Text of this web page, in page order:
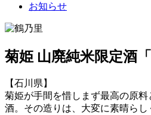
お知らせ
菊姫 山廃純米限定酒
【石川県】
菊姫が手間を惜しまず最高の原
酒。その造りは、大変に素晴ら